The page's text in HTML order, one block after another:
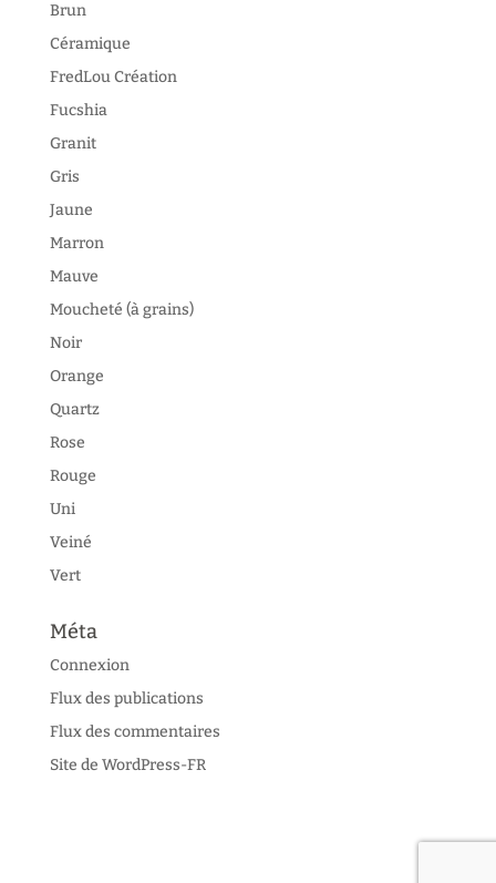
Brun
Céramique
FredLou Création
Fucshia
Granit
Gris
Jaune
Marron
Mauve
Moucheté (à grains)
Noir
Orange
Quartz
Rose
Rouge
Uni
Veiné
Vert
Méta
Connexion
Flux des publications
Flux des commentaires
Site de WordPress-FR